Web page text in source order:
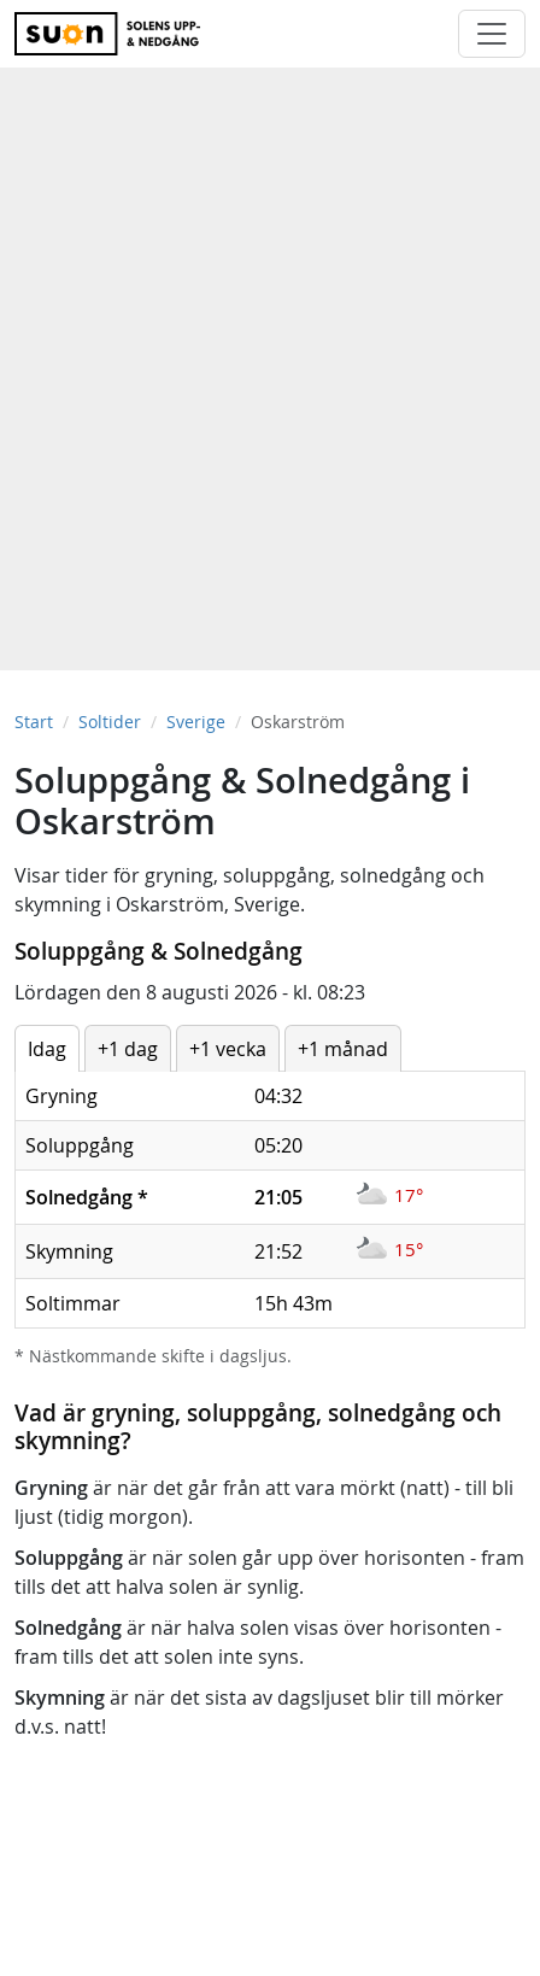
Start Soltider Sverige Oskarström
Soluppgång & Solnedgång i
Oskarström
Visar tider för gryning, soluppgång, solnedgång och
skymning i Oskarström, Sverige.
Soluppgång & Solnedgång
Lördagen den 8 augusti 2026 - kl. 08:23
Idag +1 dag +1 vecka
+1 månad
Gryning
04:32
Soluppgång
05:20
Solnedgång* 21:05 17°
Skymning 21:52 15°
Soltimmar 15h 43m
* Nästkommande skifte i dagsljus.
Vad är gryning, soluppgång, solnedgång och
skymning?
Gryningär när det går från att vara mörkt (natt) - till bli
ljust (tidig morgon).
Soluppgångär när solen går upp över horisonten - fram
tills det att halva solen är synlig.
Solnedgångär när halva solen visas över horisonten -
fram tills det att solen inte syns.
Skymningär när det sista av dagsljuset blir till mörker
d.v.s. natt!